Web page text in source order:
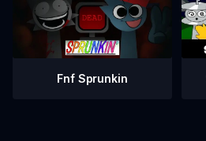
Fnf Sprunkin